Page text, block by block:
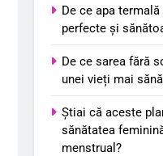
De ce apa
perfecte și
De ce sarea fără
unei vieți mai
Știai că aceste
sănătatea
menstrual?